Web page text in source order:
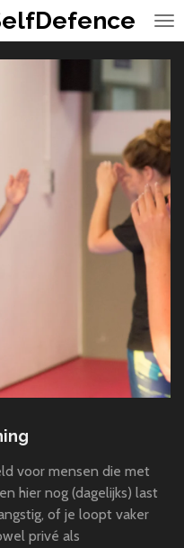
voor mensen die met
hier nog (dagelijks) last
of je loopt vaker
privé als